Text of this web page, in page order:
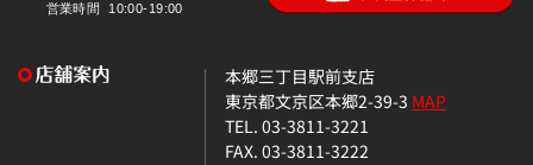
本郷三丁目駅前支店
東京都文京区本郷2-39-3 MAP
TEL. 03-3811-3221
FAX. 03-3811-3222